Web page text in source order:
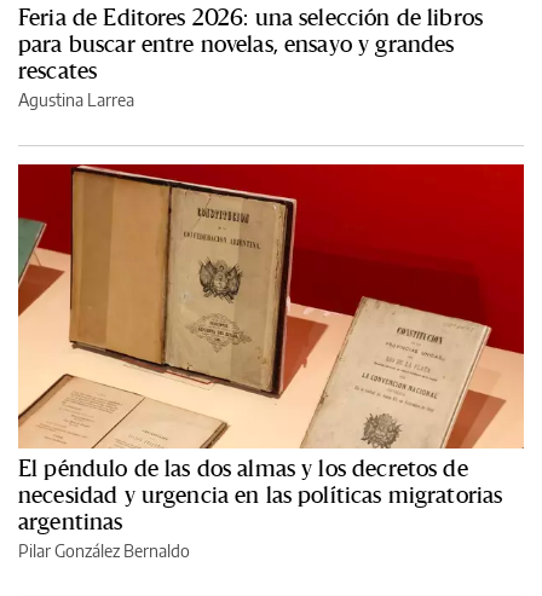
Feria de Editores 2026: una selección de libros
para buscar entre novelas, ensayo y grandes
rescates
Agustina Larrea
El péndulo de las dos almas y los decretos de
necesidad y urgencia en las políticas migratorias
argentinas
Pilar González Bernaldo